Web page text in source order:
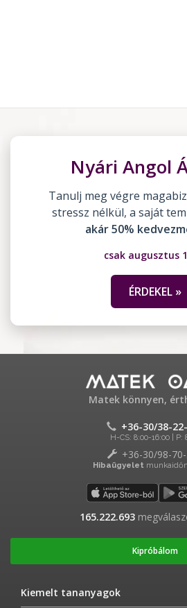
Nyári Angol
Tanulj meg végre
stressz nélkül, a saját
akár 50%
csak augusztus
ÉRDEKEL »
Matek könnyen,
+36-30/38-
H-CS: 8:00-16:00 | P:
+36-30/98-70-
Hibaügyelet
165.222.823
Kipróbálom
Kiemelt tananyagok